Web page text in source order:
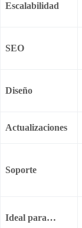
Escalabilidad
SEO
Diseño
Actualizaciones
Soporte
Ideal para…